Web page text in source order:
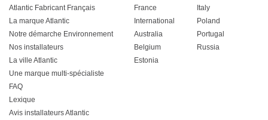
Atlantic Fabricant Français
La marque Atlantic
Notre démarche Environnement
Nos installateurs
La ville Atlantic
Une marque multi-spécialiste
FAQ
Lexique
Avis installateurs Atlantic
France
International
Australia
Belgium
Estonia
Italy
Poland
Portugal
Russia